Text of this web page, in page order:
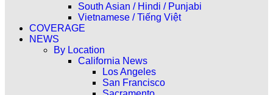
South Asian / Hindi / Punjabi
Vietnamese / Tiếng Việt
COVERAGE
NEWS
By Location
California News
Los Angeles
San Francisco